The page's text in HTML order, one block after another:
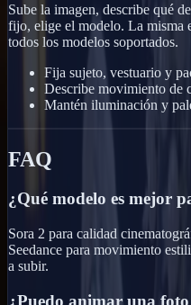
Sube la imagen, describe qué
fijo, elige el modelo. La misma
todos los modelos soportados.
Fija sujeto, vestuario y
Describe movimiento de
Mantén iluminación y
FAQ
¿Qué modelo es mejor
Sora 2 para calidad
Seedance para movimiento
a subir.
¿Puedo animar una